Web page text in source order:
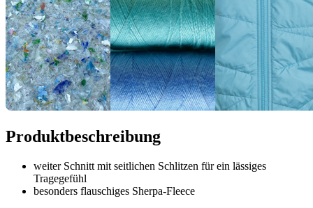
Produktbeschreibung
weiter Schnitt mit seitlichen Schlitzen für ein lässiges
Tragegefühl
besonders flauschiges Sherpa-Fleece